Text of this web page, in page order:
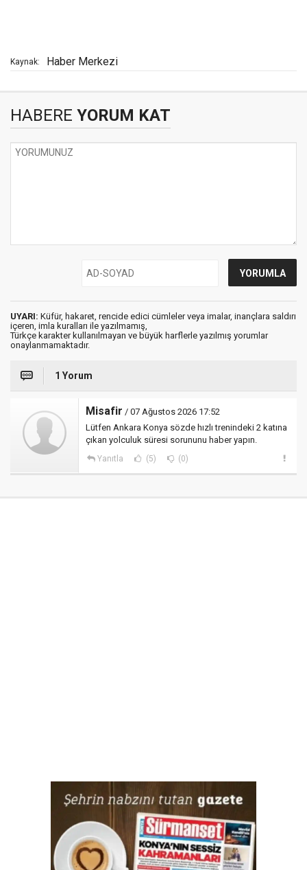
Kaynak: Haber Merkezi
HABERE YORUM KAT
UYARI: Küfür, hakaret, rencide edici cümleler veya imalar, inançlara saldırı
içeren, imla kuralları ile yazılmamış,
Türkçe karakter kullanılmayan ve büyük harflerle yazılmış yorumlar
onaylanmamaktadır.
1 Yorum
Misafir / 07 Ağustos 2026 17:52
Lütfen Ankara Konya sözde hızlı trenindeki 2 katına
çıkan yolculuk süresi sorununu haber yapın.
Yanıtla (5) (0)